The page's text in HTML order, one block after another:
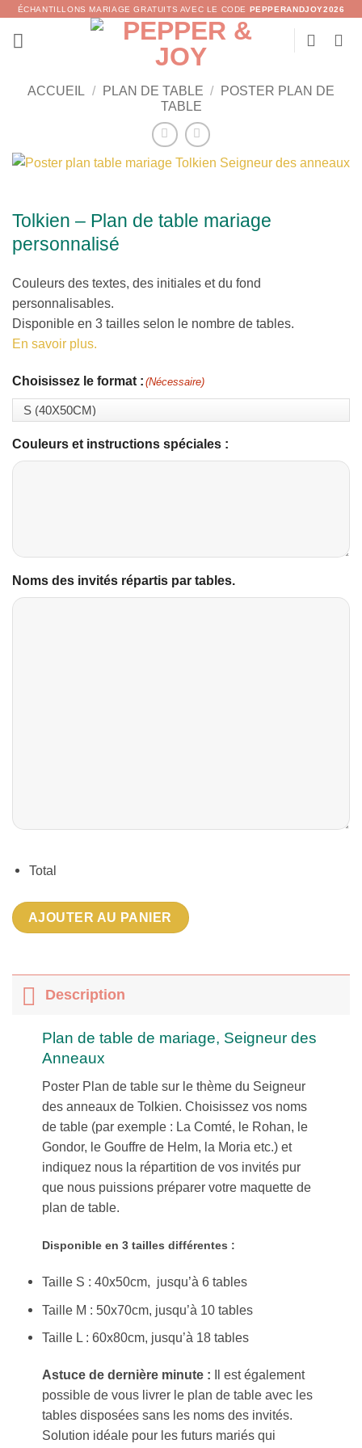
Passer
contenu
ÉCHANTILLONS MARIAGE GRATUITS AVEC LE CODE PEPPERANDJOY2026
ACCUEIL / PLAN DE TABLE / POSTER PLAN DE
TABLE
Tolkien – Plan de table mariage
personnalisé
Couleurs des textes, des initiales et du fond
personnalisables.
Disponible en 3 tailles selon le nombre de tables.
En savoir plus.
Choisissez le format : (Nécessaire)
Couleurs et instructions spéciales :
Noms des invités répartis par tables.
Total
AJOUTER AU PANIER
Description
Plan de table de mariage, Seigneur des
Anneaux
Poster Plan de table sur le thème du Seigneur
des anneaux de Tolkien. Choisissez vos noms
de table (par exemple : La Comté, le Rohan, le
Gondor, le Gouffre de Helm, la Moria etc.) et
indiquez nous la répartition de vos invités pur
que nous puissions préparer votre maquette de
plan de table.
Disponible en 3 tailles différentes :
Taille S : 40x50cm, jusqu’à 6 tables
Taille M : 50x70cm, jusqu’à 10 tables
Taille L : 60x80cm, jusqu’à 18 tables
Astuce de dernière minute : Il est également
possible de vous livrer le plan de table avec les
tables disposées sans les noms des invités.
Solution idéale pour les futurs mariés qui